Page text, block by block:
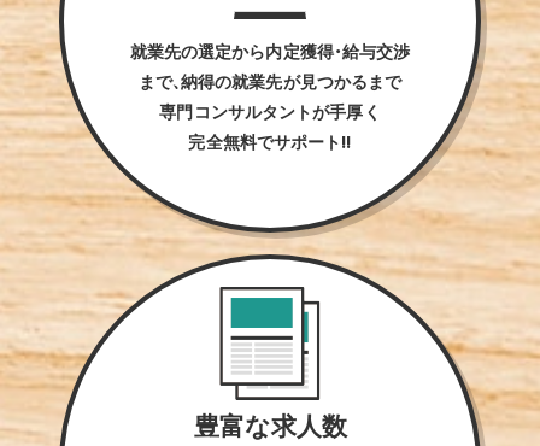
就業先の選定から内定獲得・給与交渉
まで、納得の就業先が見つかるまで
専門コンサルタントが手厚く
完全無料でサポート!!
豊富な求人数